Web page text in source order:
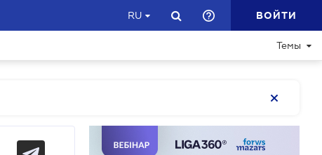
RU ВОЙТИ
Темы